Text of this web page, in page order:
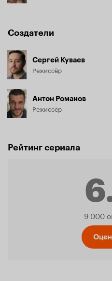
Создатели
Сергей Куваев
Режиссёр
Антон Романов
Режиссёр
Рейтинг сериала
9 000